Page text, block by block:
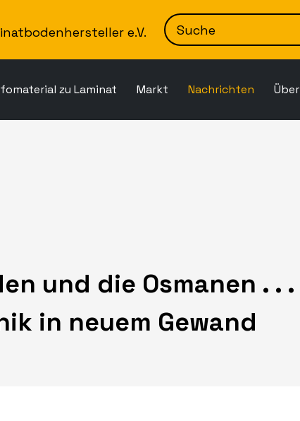
Zum Inhalt springen
e.V.
zu Laminat Markt Nachrichten
und die Osmanen . . .
in neuem Gewand